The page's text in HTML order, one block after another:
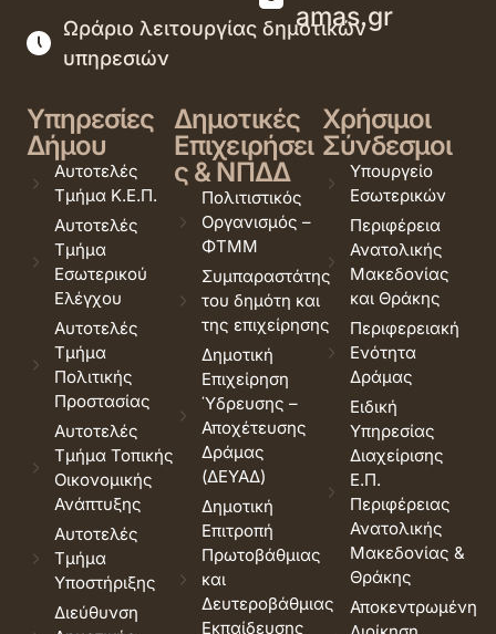
amas.gr
Ωράριο λειτουργίας δημοτικών
υπηρεσιών
Υπηρεσίες
Δήμου
Αυτοτελές
Τμήμα Κ.Ε.Π.
Αυτοτελές
Τμήμα
Εσωτερικού
Ελέγχου
Αυτοτελές
Τμήμα
Πολιτικής
Προστασίας
Αυτοτελές
Τμήμα Τοπικής
Οικονομικής
Ανάπτυξης
Αυτοτελές
Τμήμα
Υποστήριξης
Διεύθυνση
Δημοτικές
Επιχειρήσει
ς & ΝΠΔΔ
Πολιτιστικός
Οργανισμός –
ΦΤΜΜ
Συμπαραστάτης
του δημότη και
της επιχείρησης
Δημοτική
Επιχείρηση
Ύδρευσης –
Αποχέτευσης
Δράμας
(ΔΕΥΑΔ)
Δημοτική
Επιτροπή
Πρωτοβάθμιας
και
Δευτεροβάθμιας
Εκπαίδευσης
Χρήσιμοι
Σύνδεσμοι
Υπουργείο
Εσωτερικών
Περιφέρεια
Ανατολικής
Μακεδονίας
και Θράκης
Περιφερειακή
Ενότητα
Δράμας
Ειδική
Υπηρεσίας
Διαχείρισης
Ε.Π.
Περιφέρειας
Ανατολικής
Μακεδονίας &
Θράκης
Αποκεντρωμένη